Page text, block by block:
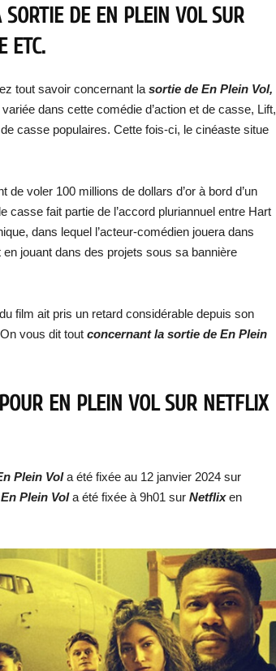
DE EN PLEIN VOL SUR
ETC.
tout savoir concernant la sortie de En Plein Vol,
dans cette comédie d’action et de casse, Lift,
casse populaires. Cette fois-ci, le cinéaste situe
voler 100 millions de dollars d’or à bord d’un
casse fait partie de l’accord pluriannuel entre Hart
dans lequel l’acteur-comédien jouera dans
jouant dans des projets sous sa bannière
film ait pris un retard considérable depuis son
vous dit tout concernant la sortie de En Plein
EN PLEIN VOL SUR NETFLIX
Plein Vola été fixée au 12 janvier 2024 sur
En Plein Vol a été fixée à 9h01 sur Netflixen